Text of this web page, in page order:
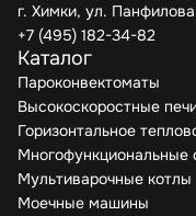
г. Химки, ул.
+7 (495) 182-34-82
Каталог
Пароконвектоматы
Высокоскоростные
Горизонтальное
Многофункциональные
Мультиварочные котлы
Моечные машины